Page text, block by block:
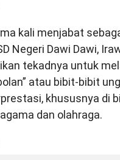
kali menjabat
Negeri Dawi Dawi,
tekadnya untuk
atau bibit-bibit
khususnya di
dan olahraga.